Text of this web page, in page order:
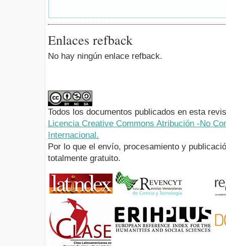
Enlaces refback
No hay ningún enlace refback.
Todos los documentos publicados en esta
Licencia Creative Commons Atribución -No
Internacional.
Por lo que el envío, procesamiento y
totalmente gratuito.